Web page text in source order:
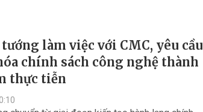
làm việc với CMC, yêu cầu
chính sách công nghệ thành
thực tiễn